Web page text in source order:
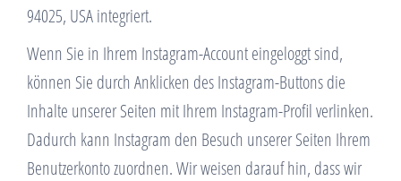
94025, USA integriert.
Wenn Sie in Ihrem Instagram-Account eingeloggt sind,
können Sie durch Anklicken des Instagram-Buttons die
Inhalte unserer Seiten mit Ihrem Instagram-Profil verlinken.
Dadurch kann Instagram den Besuch unserer Seiten Ihrem
Benutzerkonto zuordnen. Wir weisen darauf hin, dass wir